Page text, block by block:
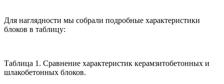
Для наглядности мы собрали подробные характеристики
блоков в таблицу:
Таблица 1. Сравнение характеристик керамзитобетонных и
шлакобетонных блоков.